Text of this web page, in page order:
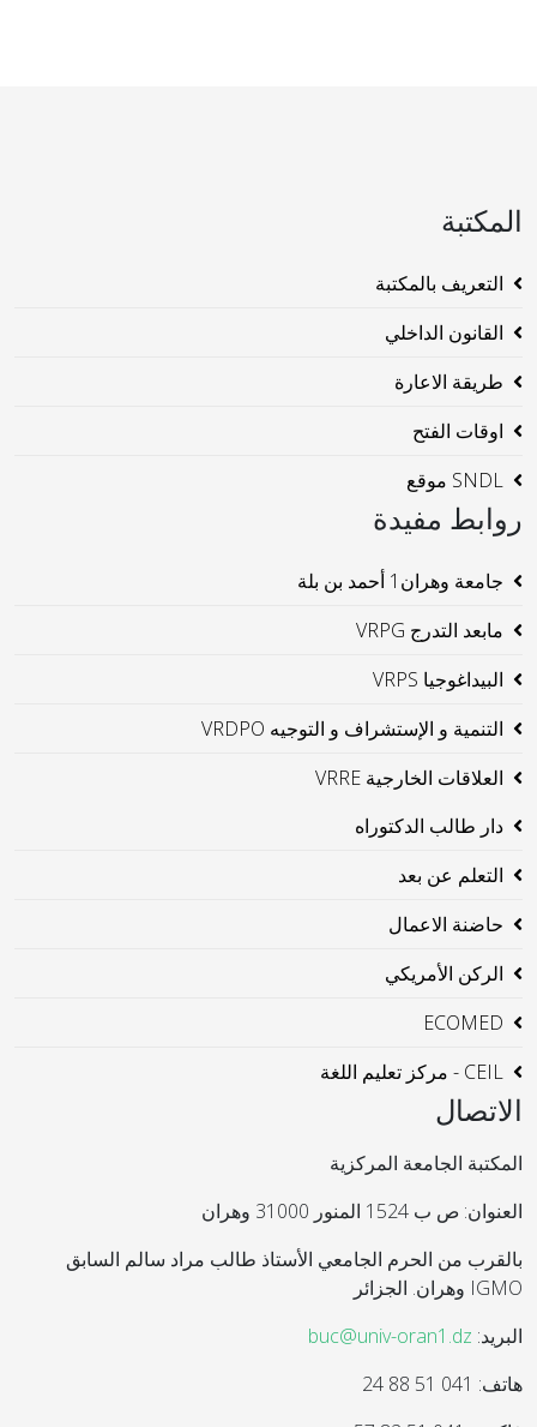
المكتبة
التعريف بالمكتبة
القانون الداخلي
طريقة الاعارة
اوقات الفتح
SNDL موقع
روابط مفيدة
جامعة وهران1 أحمد بن بلة
مابعد التدرج VRPG
البيداغوجيا VRPS
التنمية و الإستشراف و التوجيه VRDPO
العلاقات الخارجية VRRE
دار طالب الدكتوراه
التعلم عن بعد
حاضنة الاعمال
الركن الأمريكي
ECOMED
CEIL - مركز تعليم اللغة
الاتصال
المكتبة الجامعة المركزية
العنوان: ص ب 1524 المنور 31000 وهران
بالقرب من الحرم الجامعي الأستاذ طالب مراد سالم السابق
IGMO وهران. الجزائر
البريد: buc@univ-oran1.dz
هاتف: 041 51 88 24